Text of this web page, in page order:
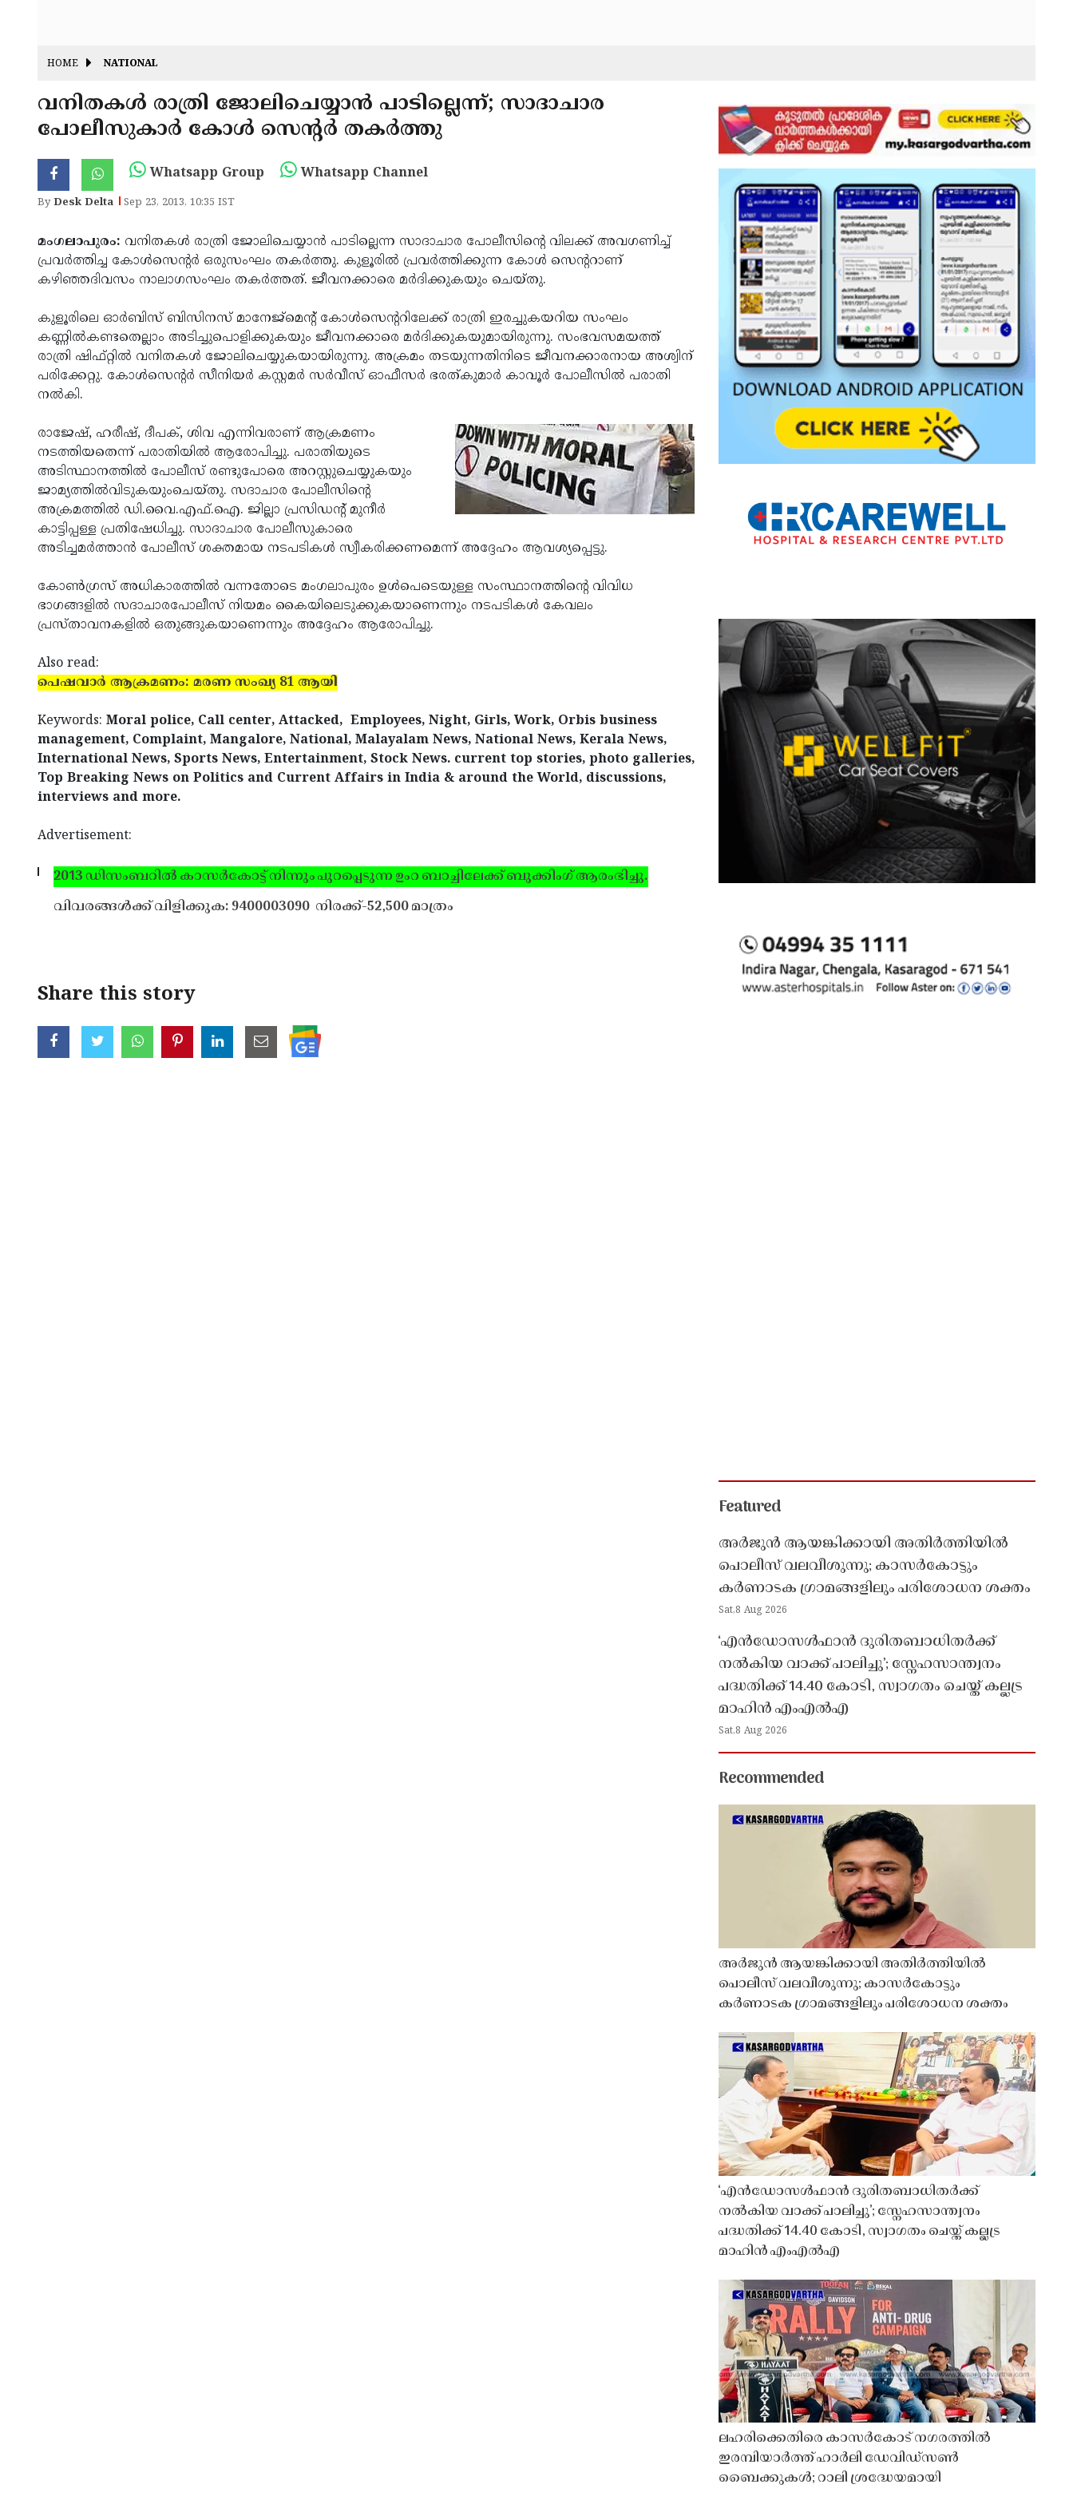
HOME NATIONAL
വനിതകള്‍ രാത്രി ജോലിചെയ്യാന്‍ പാടില്ലെന്ന്; സാദാചാര
പോലീസുകാര്‍ കോള്‍ സെന്റര്‍ തകര്‍ത്തു
Whatsapp Group Whatsapp Channel
ByDesk Delta Sep 23, 2013, 10:35 IST
മംഗലാപുരം: വനിതകള്‍ രാത്രി ജോലിചെയ്യാന്‍ പാടില്ലെന്ന സാദാചാര പോലീസിന്റെ വിലക്ക് അവഗണിച്ച്
പ്രവര്‍ത്തിച്ച കോള്‍സെന്റര്‍ ഒരുസംഘം തകര്‍ത്തു. കുളൂരില്‍ പ്രവര്‍ത്തിക്കുന്ന കോള്‍ സെന്ററാണ്
കഴിഞ്ഞദിവസം നാലാഗസംഘം തകര്‍ത്തത്. ജീവനക്കാരെ മര്‍ദിക്കുകയും ചെയ്തു.
കുളൂരിലെ ഓര്‍ബിസ് ബിസിനസ് മാനേജ്‌മെന്റ് കോള്‍സെന്ററിലേക്ക് രാത്രി ഇരച്ചുകയറിയ സംഘം
കണ്ണില്‍കണ്ടതെല്ലാം അടിച്ചുപൊളിക്കുകയും ജീവനക്കാരെ മര്‍ദിക്കുകയുമായിരുന്നു. സംഭവസമയത്ത്
രാത്രി ഷിഫ്റ്റില്‍ വനിതകള്‍ ജോലിചെയ്യുകയായിരുന്നു. അക്രമം തടയുന്നതിനിടെ ജീവനക്കാരനായ അശ്വിന്
പരിക്കേറ്റു. കോള്‍സെന്റര്‍ സീനിയര്‍ കസ്റ്റമര്‍ സര്‍വീസ് ഓഫീസര്‍ ഭരത്കുമാര്‍ കാവൂര്‍ പോലീസില്‍ പരാതി
നല്‍കി.
രാജേഷ്, ഹരീഷ്, ദീപക്, ശിവ എന്നിവരാണ് ആക്രമണം
നടത്തിയതെന്ന് പരാതിയില്‍ ആരോപിച്ചു. പരാതിയുടെ
അടിസ്ഥാനത്തില്‍ പോലീസ് രണ്ടുപോരെ അറസ്റ്റുചെയ്യുകയും
ജാമ്യത്തില്‍വിടുകയുംചെയ്തു. സദാചാര പോലീസിന്റെ
അക്രമത്തില്‍ ഡി.വൈ.എഫ്.ഐ. ജില്ലാ പ്രസിഡന്റ് മുനീര്‍
കാട്ടിപ്പള്ള പ്രതിഷേധിച്ചു. സാദാചാര പോലീസുകാരെ
അടിച്ചമര്‍ത്താന്‍ പോലീസ് ശക്തമായ നടപടികള്‍ സ്വീകരിക്കണമെന്ന് അദ്ദേഹം ആവശ്യപ്പെട്ടു.
കോണ്‍ഗ്രസ് അധികാരത്തില്‍ വന്നതോടെ മംഗലാപുരം ഉള്‍പെടെയുള്ള സംസ്ഥാനത്തിന്റെ വിവിധ
ഭാഗങ്ങളില്‍ സദാചാരപോലീസ് നിയമം കൈയിലെടുക്കുകയാണെന്നും നടപടികള്‍ കേവലം
പ്രസ്താവനകളില്‍ ഒതുങ്ങുകയാണെന്നും അദ്ദേഹം ആരോപിച്ചു.
Also read:
പെഷവാര്‍ ആക്രമണം: മരണ സംഖ്യ 81 ആയി
Keywords: Moral police, Call center, Attacked, Employees, Night, Girls, Work, Orbis business
management, Complaint, Mangalore, National, Malayalam News, National News, Kerala News,
International News, Sports News, Entertainment, Stock News. current top stories, photo galleries,
Top Breaking News on Politics and Current Affairs in India & around the World, discussions,
interviews and more.
Advertisement:
2013 ഡിസംബറില്‍ കാസര്‍കോട്ട് നിന്നും പുറപ്പെടുന്ന ഉംറ ബാച്ചിലേക്ക് ബുക്കിംഗ് ആരംഭിച്ചു.
വിവരങ്ങള്‍ക്ക് വിളിക്കുക: 9400003090 നിരക്ക്-52,500 മാത്രം
Share this story
Featured
അർജുൻ ആയങ്കിക്കായി അതിർത്തിയിൽ
പൊലീസ് വലവീശുന്നു; കാസർകോട്ടും
കർണാടക ഗ്രാമങ്ങളിലും പരിശോധന ശക്തം
Sat,8 Aug 2026
‘എൻഡോസൾഫാൻ ദുരിതബാധിതർക്ക്
നൽകിയ വാക്ക് പാലിച്ചു’; സ്നേഹസാന്ത്വനം
പദ്ധതിക്ക് 14.40 കോടി, സ്വാഗതം ചെയ്ത് കല്ലട്ര
മാഹിൻ എംഎൽഎ
Sat,8 Aug 2026
Recommended
അർജുൻ ആയങ്കിക്കായി അതിർത്തിയിൽ
പൊലീസ് വലവീശുന്നു; കാസർകോട്ടും
കർണാടക ഗ്രാമങ്ങളിലും പരിശോധന ശക്തം
‘എൻഡോസൾഫാൻ ദുരിതബാധിതർക്ക്
നൽകിയ വാക്ക് പാലിച്ചു’; സ്നേഹസാന്ത്വനം
പദ്ധതിക്ക് 14.40 കോടി, സ്വാഗതം ചെയ്ത് കല്ലട്ര
മാഹിൻ എംഎൽഎ
ലഹരിക്കെതിരെ കാസർകോട് നഗരത്തിൽ
ഇരമ്പിയാർത്ത് ഹാർലി ഡേവിഡ്‌സൺ
ബൈക്കുകൾ; റാലി ശ്രദ്ധേയമായി